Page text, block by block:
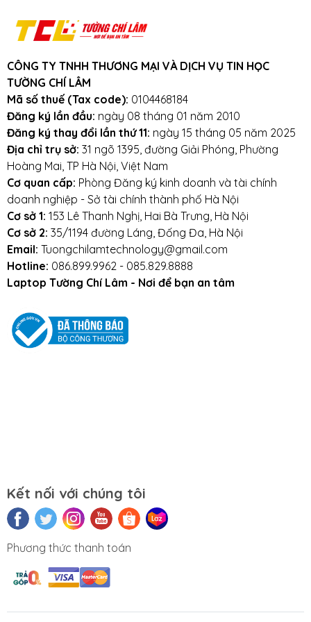
hàng từ 1 triệu trở lên trong bán kính
Cam kết:Tường Chí Lâmchỉ bán hàng
chất lượng cao. Với tiêu chí chất lượng là
hàng đầu, chúng thôi cam kết không bán
hàng kém chất lượng, gây ảnh hưởng
đến laptop của khách hàng. Tường Chí
Lâm – Điểm 10 cho sự tin cậy
Lưu ý khi sử dụng pin laptop:
Tránh pin bị va đập, rơi vỡ, móp méo, tác
động vật lý bên ngoài vào
Tránh pin tiếp xúc với nước.
Tắt các ứng dụng không cần thiết khi sử dụng
laptop.
Tắt máy khi không sử dụng.
Địa chỉ: Số 153 Lê Thanh Nghị- Phường
Đồng Tâm- Quận Hai Bà Trưng- Hà Nội.
Website:
https://tuongchilam.com
CÔNG TY TNHH THƯƠNG MẠI VÀ DỊCH VỤ TIN HỌC
TƯỜNG CHÍ LÂM
Mã số thuế (Tax code): 0104468184
Đăng ký lần đầu: ngày 08 tháng 01 năm 2010
Đăng ký thay đổi lần thứ 11: ngày 15 tháng 05 năm 2025
Địa chỉ trụ sở: 31 ngõ 1395, đường Giải Phóng, Phường
Hoàng Mai, TP Hà Nội, Việt Nam
Cơ quan cấp: Phòng Đăng ký kinh doanh và tài chính
doanh nghiệp - Sở tài chính thành phố Hà Nội
Cơ sở 1: 153 Lê Thanh Nghị, Hai Bà Trưng, Hà Nội
Cơ sở 2: 35/1194 đường Láng, Đống Đa, Hà Nội
Email: Tuongchilamtechnology@gmail.com
Hotline: 086.899.9962 - 085.829.8888
Laptop Tường Chí Lâm - Nơi để bạn an tâm
Kết nối với chúng tôi
Phương thức thanh toán